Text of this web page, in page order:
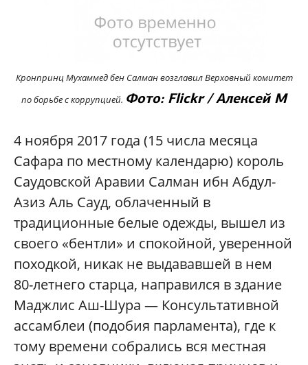
Кронпринц Мухаммед бен Салман возглавил Верховный комитет
по борьбе с коррупцией. Фото: Flickr / Алексей М
4 ноября 2017 года (15 числа месяца
Сафара по местному календарю) король
Саудовской Аравии Салман ибн Абдул-
Азиз Аль Сауд, облаченный в
традиционные белые одежды, вышел из
своего «бентли» и спокойной, уверенной
походкой, никак не выдававшей в нем
80-летнего старца, направился в здание
Маджлис Аш-Шура — Консультативной
ассамблеи (подобия парламента), где к
тому времени собрались вся местная